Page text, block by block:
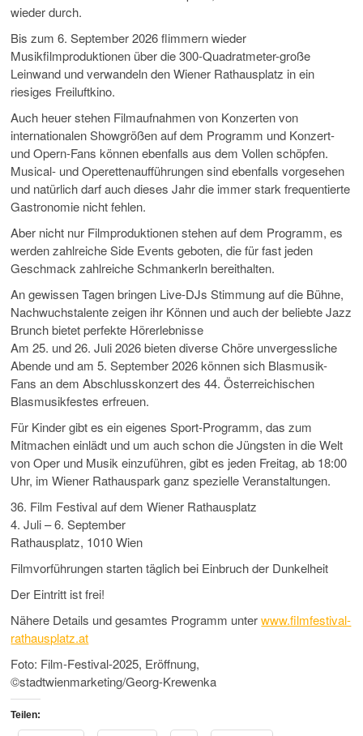
wieder durch.
Bis zum 6. September 2026 flimmern wieder
Musikfilmproduktionen über die 300-Quadratmeter-große
Leinwand und verwandeln den Wiener Rathausplatz in ein
riesiges Freiluftkino.
Auch heuer stehen Filmaufnahmen von Konzerten von
internationalen Showgrößen auf dem Programm und Konzert-
und Opern-Fans können ebenfalls aus dem Vollen schöpfen.
Musical- und Operettenaufführungen sind ebenfalls vorgesehen
und natürlich darf auch dieses Jahr die immer stark frequentierte
Gastronomie nicht fehlen.
Aber nicht nur Filmproduktionen stehen auf dem Programm, es
werden zahlreiche Side Events geboten, die für fast jeden
Geschmack zahlreiche Schmankerln bereithalten.
An gewissen Tagen bringen Live-DJs Stimmung auf die Bühne,
Nachwuchstalente zeigen ihr Können und auch der beliebte Jazz
Brunch bietet perfekte Hörerlebnisse
Am 25. und 26. Juli 2026 bieten diverse Chöre unvergessliche
Abende und am 5. September 2026 können sich Blasmusik-
Fans an dem Abschlusskonzert des 44. Österreichischen
Blasmusikfestes erfreuen.
Für Kinder gibt es ein eigenes Sport-Programm, das zum
Mitmachen einlädt und um auch schon die Jüngsten in die Welt
von Oper und Musik einzuführen, gibt es jeden Freitag, ab 18:00
Uhr, im Wiener Rathauspark ganz spezielle Veranstaltungen.
36. Film Festival auf dem Wiener Rathausplatz
4. Juli – 6. September
Rathausplatz, 1010 Wien
Filmvorführungen starten täglich bei Einbruch der Dunkelheit
Der Eintritt ist frei!
Nähere Details und gesamtes Programm unterwww.filmfestival-
rathausplatz.at
Foto: Film-Festival-2025, Eröffnung,
©stadtwienmarketing/Georg-Krewenka
Teilen: